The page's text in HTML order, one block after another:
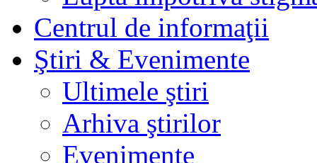
Centrul de informaţii
Ştiri & Evenimente
Ultimele ştiri
Arhiva ştirilor
Evenimente